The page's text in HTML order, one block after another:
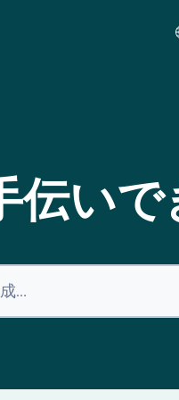
伝い